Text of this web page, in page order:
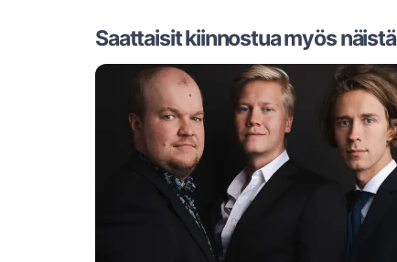
Saattaisit kiinnostua myös näistä